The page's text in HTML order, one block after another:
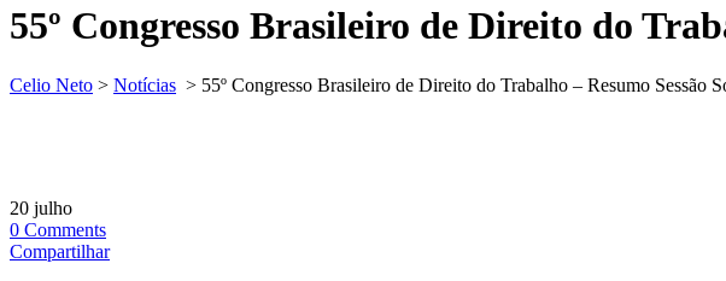
55º Congresso Brasileiro de Direito do
Celio Neto > Notícias > 55º Congresso Brasileiro de Direito do Trabalho – Resumo Sessão
20 julho
0 Comments
Compartilhar